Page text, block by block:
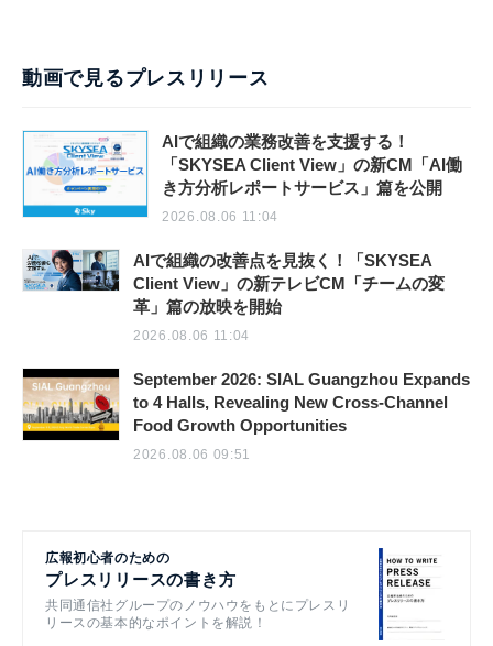
動画で見るプレスリリース
AIで組織の業務改善を支援する！
「SKYSEA Client View」の新CM「AI働
き方分析レポートサービス」篇を公開
2026.08.06 11:04
AIで組織の改善点を見抜く！「SKYSEA
Client View」の新テレビCM「チームの変
革」篇の放映を開始
2026.08.06 11:04
September 2026: SIAL Guangzhou Expands
to 4 Halls, Revealing New Cross-Channel
Food Growth Opportunities
2026.08.06 09:51
広報初心者のための
プレスリリースの書き方
共同通信社グループのノウハウをもとにプレスリ
リースの基本的なポイントを解説！